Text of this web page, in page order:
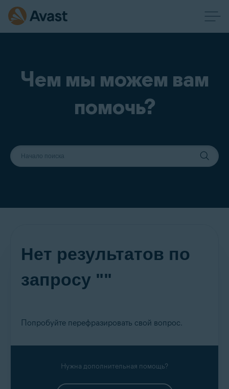
Чем мы можем вам
помочь?
Нет результатов по
запросу ""
Попробуйте перефразировать свой вопрос.
Нужна дополнительная помощь?